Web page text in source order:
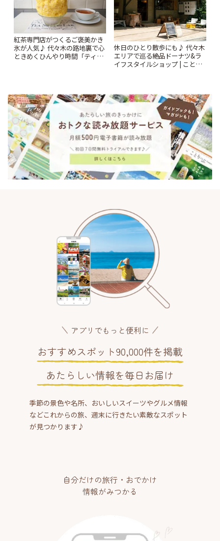
紅茶専門店がつくるご褒美かき
氷が人気♪ 代々木の路地裏で心
ときめくひんやり時間「ティー
休日のひとり散歩にも♪ 代々木
エリアで巡る絶品ドーナツ&ラ
イフスタイルショップ | ことり
アプリでもっと便利に
おすすめスポット90,000件を掲載
あたらしい情報を毎日お届け
季節の景色や名所、おいしいスイーツやグルメ情報
などこれからの旅、週末に行きたい素敵なスポット
が見つかります♪
自分だけの旅行・おでかけ
情報がみつかる